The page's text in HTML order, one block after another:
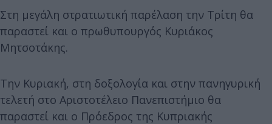
Στη μεγάλη στρατιωτική παρέλαση την Τρίτη θα
παραστεί και ο πρωθυπουργός Κυριάκος
Μητσοτάκης.
Την Κυριακή, στη δοξολογία και στην πανηγυρική
τελετή στο Αριστοτέλειο Πανεπιστήμιο θα
παραστεί και ο Πρόεδρος της Κυπριακής